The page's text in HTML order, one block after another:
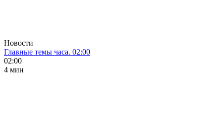
Новости
Главные темы часа. 02:00
02:00
4 мин